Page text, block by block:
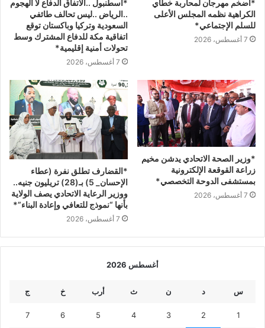
*اضخم مهرجان لمحاربة خطاي
الكراهية نظمه المجلس الأعلى
للسلم الإجتماعي*
7 أغسطس، 2026
*اسطنبول ..الاتفاق الدفاع لا الهجوم
..الرياض ..ليس تحالف طائفي
السعودية وتركيا وباكستان توقع
اتفاقية مكة للدفاع المشترك وسط
تحولات أمنية إقليمية*
7 أغسطس، 2026
*وزير الصحة الاتحادي يدشن مخيم
زراعة القوقعة الإلكترونية
بمستشفى الدوحة التخصصي*
7 أغسطس، 2026
*القضارف تطلق نفرة (عطاء
الإحسان_ 5) بـ(28) تريليون جنيه..
ووزير الرعاية الاتحادي يصف الولاية
بأنها “نموذج للتعافي وإعادة البناء”*
7 أغسطس، 2026
أغسطس 2026
س د ن ث أرب خ ج
1
2
3
4
5
6
7